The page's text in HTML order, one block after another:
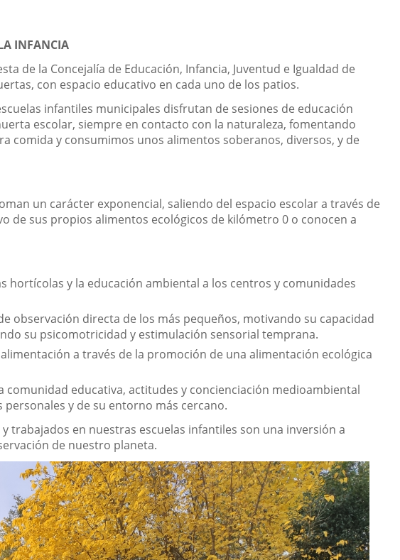
INFANCIA
de la Concejalía de Educación, Infancia, Juventud e Igualdad de
con espacio educativo en cada uno de los patios.
infantiles municipales disfrutan de sesiones de educación
escolar, siempre en contacto con la naturaleza, fomentando
comida y consumimos unos alimentos soberanos, diversos, y de
un carácter exponencial, saliendo del espacio escolar a través de
de sus propios alimentos ecológicos de kilómetro 0 o conocen a
hortícolas y la educación ambiental a los centros y comunidades
observación directa de los más pequeños, motivando su capacidad
su psicomotricidad y estimulación sensorial temprana.
a través de la promoción de una alimentación ecológica
educativa, actitudes y concienciación medioambiental
y de su entorno más cercano.
trabajados en nuestras escuelas infantiles son una inversión a
de nuestro planeta.